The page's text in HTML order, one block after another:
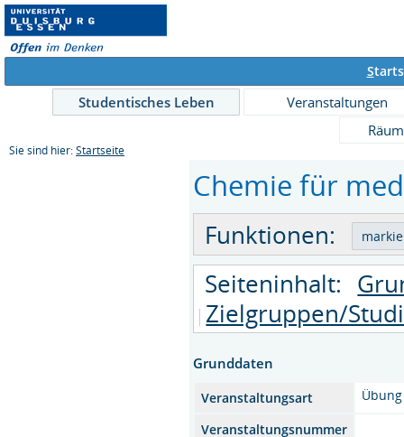
S
Studentisches Leben
Veranstaltungen
Sie sind hier: Startseite
Chemie für
Funktionen:
Seiteninhalt:
Zielgruppen/
Grunddaten
Veranstaltungsart
Übung
Veranstaltungsnummer